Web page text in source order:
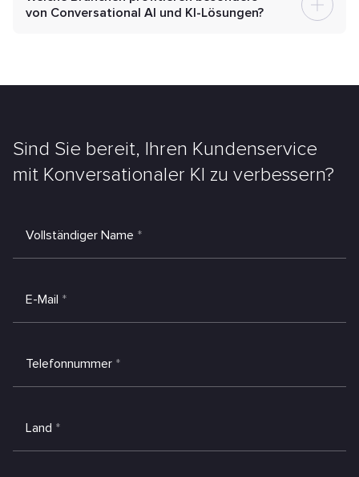
von Conversational AI und KI-Lösungen?
Sind Sie bereit, Ihren Kundenservice
mit Konversationaler KI zu verbessern?
Vollständiger Name *
E-Mail *
Telefonnummer *
Land *